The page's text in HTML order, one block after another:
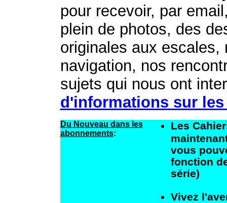
pour recevoir, par
plein de photos, des
originales aux
navigation, nos
sujets qui nous ont
d'informations sur
Du Nouveau dans les
abonnements:
Les
vous
fonction
série)
Vivez